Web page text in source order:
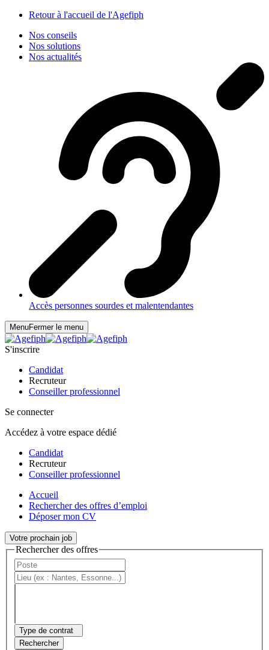
Retour à l'accueil de l'Agefiph
Nos conseils
Nos solutions
Nos actualités
Accès personnes sourdes et malentendantes
MenuFermer le menu
S'inscrire
Candidat
Recruteur
Conseiller professionnel
Se connecter
Accédez à votre espace dédié
Candidat
Recruteur
Conseiller professionnel
Accueil
Rechercher des offres d’emploi
Déposer mon CV
Votre prochain job
Rechercher des offres
Type de contrat
Rechercher